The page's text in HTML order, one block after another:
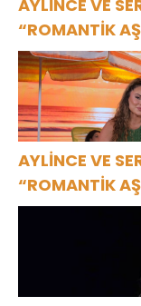
AYLİNCE VE
“ROMANTİK
AYLİNCE VE
“ROMANTİK